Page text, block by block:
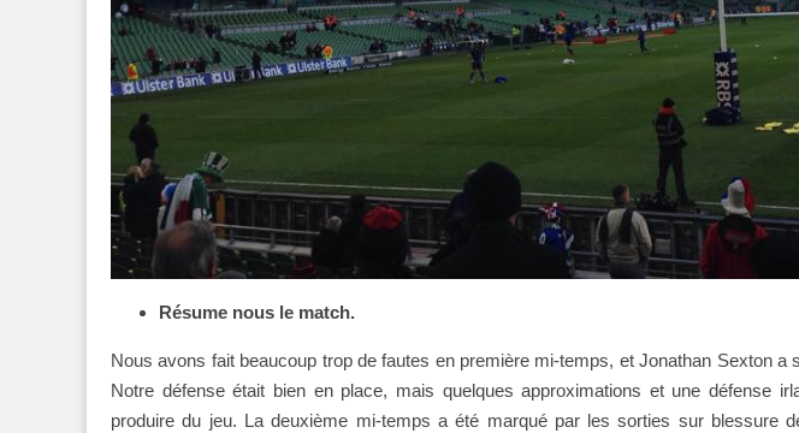
Résume nous le match.
Nous avons fait beaucoup trop de fautes en première mi-temps, et Jonathan Sexton
Notre défense était bien en place, mais quelques approximations et une défense
produire du jeu. La deuxième mi-temps a été marqué par les sorties sur blessure